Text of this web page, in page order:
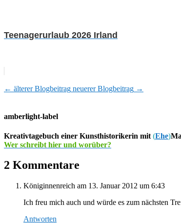
Teenagerurlaub 2026 Irland
← älterer Blogbeitrag neuerer Blogbeitrag →
amberlight-label
Kreativtagebuch einer Kunsthistorikerin mit (Ehe)
Wer schreibt hier und worüber?
2 Kommentare
Königinnenreich am 13. Januar 2012 um 6:43
Ich freu mich auch und würde es zum nächsten
Antworten